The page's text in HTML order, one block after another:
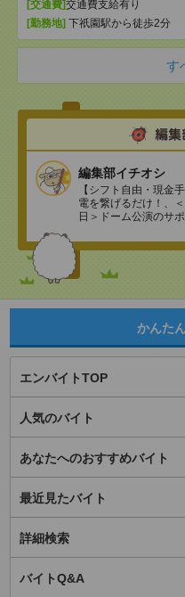
[交通費]交通費支給有り
[勤務地] 下祇園駅から徒歩2分
す
編集部イチオシ
【シフト自由・現金
電を繋げるだけ！、
日＞ドーム公演のサ
かんた
エンバイトTOP
人気のバイト
あなたへのおすすめバイト
最近見たバイト
詳細検索
バイトQ&A